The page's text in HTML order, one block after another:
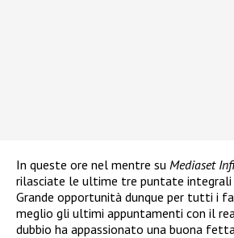
In queste ore nel mentre su Mediaset
rilasciate le ultime tre puntate integrali
Grande opportunità dunque per tutti i
meglio gli ultimi appuntamenti con il
dubbio ha appassionato una buona